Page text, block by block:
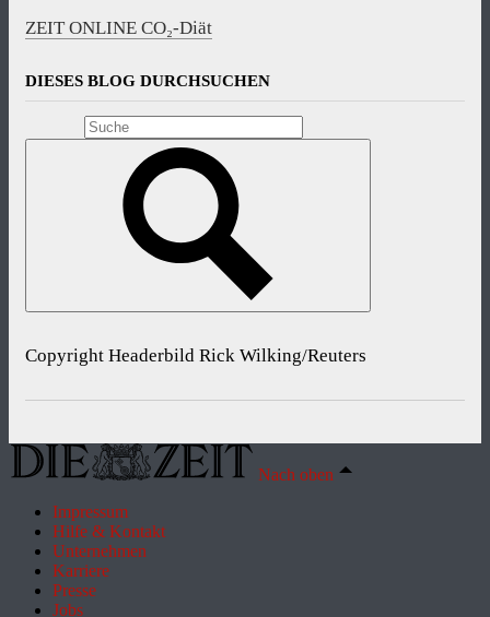
ZEIT ONLINE CO₂-Diät
DIESES BLOG DURCHSUCHEN
Copyright Headerbild Rick Wilking/Reuters
Nach oben
Impressum
Hilfe & Kontakt
Unternehmen
Karriere
Presse
Jobs